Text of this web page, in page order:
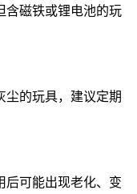
磁铁或锂电池的玩
的玩具，建议定期
可能出现老化、变